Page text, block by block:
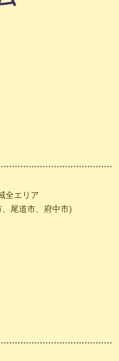
全エリア
、尾道市、府中市)